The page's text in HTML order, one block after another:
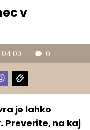
v
04.00 0
je lahko
Preverite, na kaj